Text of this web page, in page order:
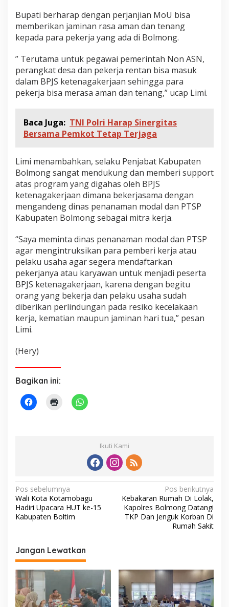
Bupati berharap dengan perjanjian MoU bisa
memberikan jaminan rasa aman dan tenang
kepada para pekerja yang ada di Bolmong.
” Terutama untuk pegawai pemerintah Non ASN,
perangkat desa dan pekerja rentan bisa masuk
dalam BPJS ketenagakerjaan sehingga para
pekerja bisa merasa aman dan tenang,” ucap Limi.
Baca Juga: TNI Polri Harap Sinergitas
Bersama Pemkot Tetap Terjaga
Limi menambahkan, selaku Penjabat Kabupaten
Bolmong sangat mendukung dan memberi support
atas program yang digahas oleh BPJS
ketenagakerjaan dimana bekerjasama dengan
mengandeng dinas penanaman modal dan PTSP
Kabupaten Bolmong sebagai mitra kerja.
“Saya meminta dinas penanaman modal dan PTSP
agar mengintruksikan para pemberi kerja atau
pelaku usaha agar segera mendaftarkan
pekerjanya atau karyawan untuk menjadi peserta
BPJS ketenagakerjaan, karena dengan begitu
orang yang bekerja dan pelaku usaha sudah
diberikan perlindungan pada resiko kecelakaan
kerja, kematian maupun jaminan hari tua,” pesan
Limi.
(Hery)
Bagikan ini:
Ikuti Kami
N
a
v
g
a
s
i
Pos sebelumnya
Wali Kota Kotamobagu
Hadiri Upacara HUT ke-15
Kabupaten Boltim
Pos berikutnya
Kebakaran Rumah Di Lolak,
Kapolres Bolmong Datangi
TKP Dan Jenguk Korban Di
Rumah Sakit
Jangan Lewatkan